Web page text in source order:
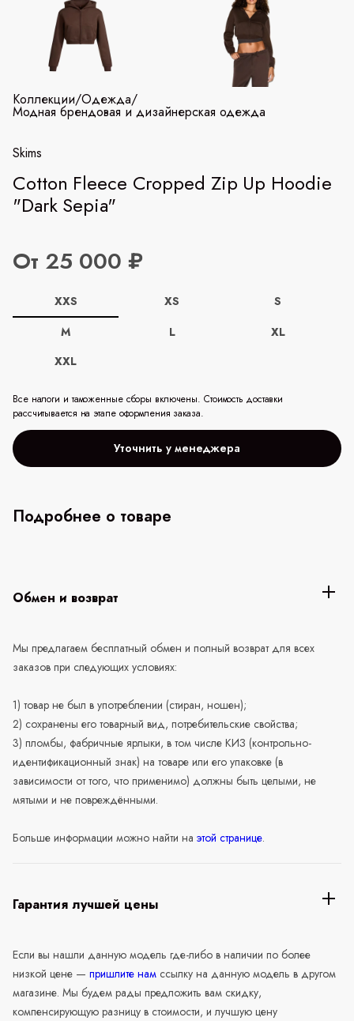
Коллекции/Одежда/
Модная брендовая и дизайнерская одежда
Skims
Cotton Fleece Cropped Zip Up Hoodie
"Dark Sepia"
От 25 000 ₽
XXS XS
S
M
L
XL
XXL
Все налоги и таможенные сборы включены. Стоимость доставки
рассчитывается на этапе оформления заказа.
Уточнить у менеджера
Подробнее о товаре
Обмен и возврат
Мы предлагаем бесплатный обмен и полный возврат для всех
заказов при следующих условиях:
1) товар не был в употреблении (стиран, ношен);
2) сохранены его товарный вид, потребительские свойства;
3) пломбы, фабричные ярлыки, в том числе КИЗ (контрольно-
идентификационный знак) на товаре или его упаковке (в
зависимости от того, что применимо) должны быть целыми, не
мятыми и не повреждёнными.
Больше информации можно найти на этой странице.
Гарантия лучшей цены
Если вы нашли данную модель где-либо в наличии по более
низкой цене — пришлите нам ссылку на данную модель в другом
магазине. Мы будем рады предложить вам скидку,
компенсирующую разницу в стоимости, и лучшую цену